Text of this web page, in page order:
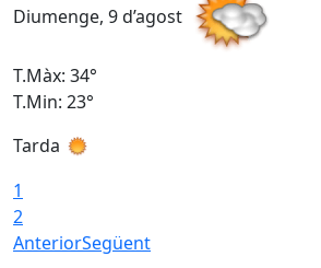
Diumenge, 9 d’agost
T.Màx: 34°
T.Min: 23°
Tarda
1
2
AnteriorSegüent